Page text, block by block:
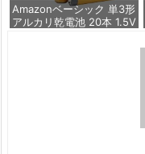
Amazonベーシック 単3形
アルカリ乾電池 20本 1.5V